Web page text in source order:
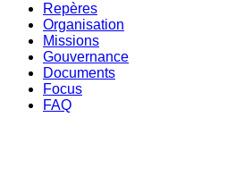
Repères
Organisation
Missions
Gouvernance
Documents
Focus
FAQ